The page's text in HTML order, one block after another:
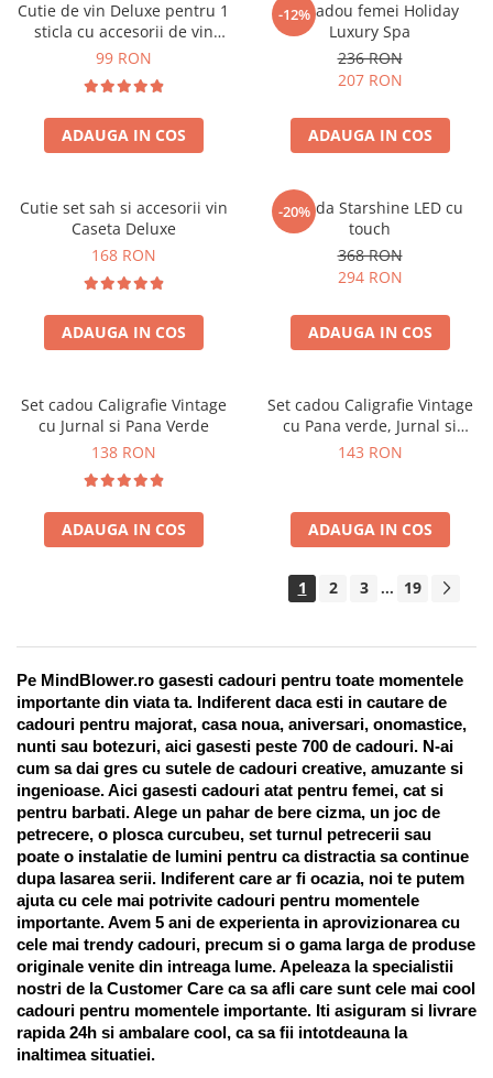
Cutie de vin Deluxe pentru 1
sticla cu accesorii de vin
incluse piele ecologica de
99 RON
ADAUGA IN COS
-12%
Set cadou femei Holiday
Luxury Spa
236 RON
207 RON
ADAUGA IN COS
Cutie set sah si accesorii vin
Caseta Deluxe
168 RON
ADAUGA IN COS
-20%
Oglinda Starshine LED cu
touch
368 RON
294 RON
ADAUGA IN COS
Set cadou Caligrafie Vintage
cu Jurnal si Pana Verde
138 RON
ADAUGA IN COS
Set cadou Caligrafie Vintage
cu Pana verde, Jurnal si
Suport pentru stilou, 9 piese
143 RON
ADAUGA IN COS
1 2 3 ... 19
Pe MindBlower.ro gasesti cadouri pentru toate momentele
importante din viata ta. Indiferent daca esti in cautare de
cadouri pentru majorat, casa noua, aniversari, onomastice,
nunti sau botezuri, aici gasesti peste 700 de cadouri. N-ai
cum sa dai gres cu sutele de cadouri creative, amuzante si
ingenioase. Aici gasesti cadouri atat pentru femei, cat si
pentru barbati. Alege un pahar de bere cizma, un joc de
petrecere, o plosca curcubeu, set turnul petrecerii sau
poate o instalatie de lumini pentru ca distractia sa continue
dupa lasarea serii. Indiferent care ar fi ocazia, noi te putem
ajuta cu cele mai potrivite cadouri pentru momentele
importante. Avem 5 ani de experienta in aprovizionarea cu
cele mai trendy cadouri, precum si o gama larga de produse
originale venite din intreaga lume. Apeleaza la specialistii
nostri de la Customer Care ca sa afli care sunt cele mai cool
cadouri pentru momentele importante. Iti asiguram si livrare
rapida 24h si ambalare cool, ca sa fii intotdeauna la
inaltimea situatiei.